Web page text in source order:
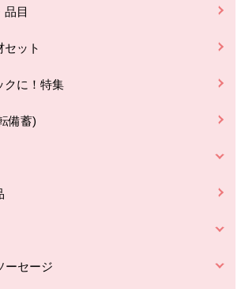
品目
セット
クに！特集
備蓄)
ーセージ